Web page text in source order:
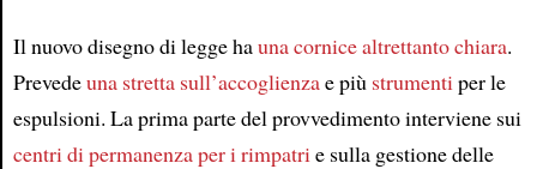
Il nuovo disegno di legge hauna cornice altrettanto chiara.
Prevedeuna stretta sull’accoglienzae più strumentiper le
espulsioni. La prima parte del provvedimento interviene sui
centri di permanenza per i rimpatrie sulla gestione delle